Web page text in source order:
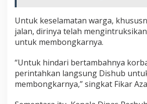
P
o
i
T
i
Untuk keselamatan warga,
jalan, dirinya telah
untuk membongkarnya.
“Untuk hindari bertambahnya
perintahkan langsung Dishub
membongkarnya,” singkat Fikar